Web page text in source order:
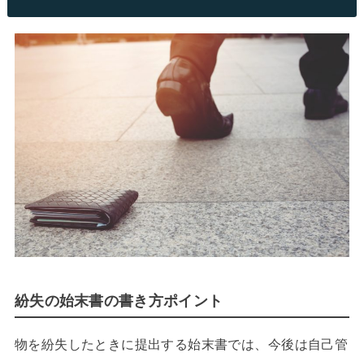
紛失の始末書の書き方ポイント
物を紛失したときに提出する始末書では、今後は自己管